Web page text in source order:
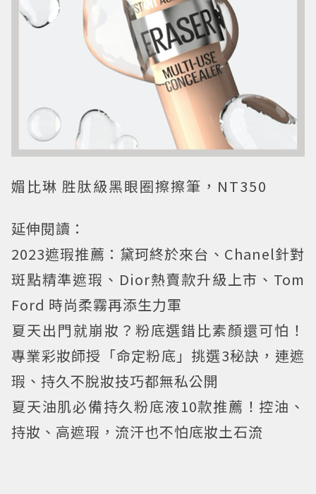
媚比琳 胜肽級黑眼圈擦擦筆，NT350
延伸閱讀：
2023遮瑕推薦：黛珂終於來台、Chanel針對
斑點精準遮瑕、Dior熱賣款升級上市、Tom
Ford 時尚柔霧再添生力軍
夏天出門就崩妝？粉底選錯比素顏還可怕！
專業彩妝師授「命定粉底」挑選3秘訣，連遮
瑕、持久不脫妝技巧都無私公開
夏天油肌必備持久粉底液10款推薦！控油、
持妝、高遮瑕，流汗也不怕底妝土石流